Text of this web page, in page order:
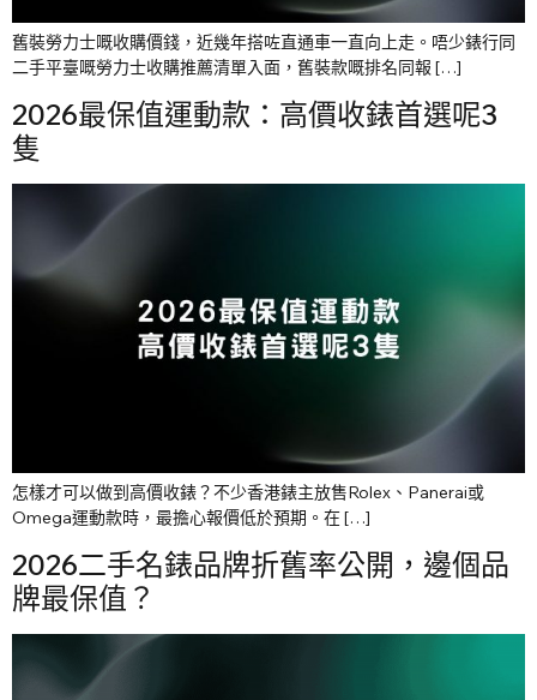
舊裝勞力士嘅收購價錢，近幾年搭咗直通車一直向上走。唔少錶行同
二手平臺嘅勞力士收購推薦清單入面，舊裝款嘅排名同報 […]
2026最保值運動款：高價收錶首選呢3
隻
怎樣才可以做到高價收錶？不少香港錶主放售Rolex、Panerai或
Omega運動款時，最擔心報價低於預期。在 […]
2026二手名錶品牌折舊率公開，邊個品
牌最保值？